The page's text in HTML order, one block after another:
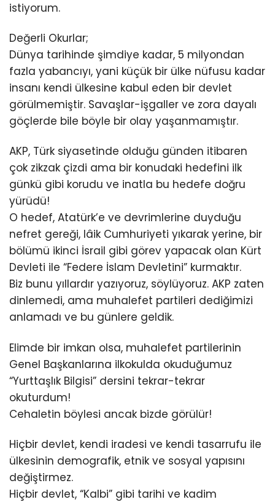
istiyorum.
Değerli Okurlar;
Dünya tarihinde şimdiye kadar, 5 milyondan
fazla yabancıyı, yani küçük bir ülke nüfusu kadar
insanı kendi ülkesine kabul eden bir devlet
görülmemiştir. Savaşlar-işgaller ve zora dayalı
göçlerde bile böyle bir olay yaşanmamıştır.
AKP, Türk siyasetinde olduğu günden itibaren
çok zikzak çizdi ama bir konudaki hedefini ilk
günkü gibi korudu ve inatla bu hedefe doğru
yürüdü!
O hedef, Atatürk’e ve devrimlerine duyduğu
nefret gereği, lâik Cumhuriyeti yıkarak yerine, bir
bölümü ikinci İsrail gibi görev yapacak olan Kürt
Devleti ile “Federe İslam Devletini” kurmaktır.
Biz bunu yıllardır yazıyoruz, söylüyoruz. AKP zaten
dinlemedi, ama muhalefet partileri dediğimizi
anlamadı ve bu günlere geldik.
Elimde bir imkan olsa, muhalefet partilerinin
Genel Başkanlarına ilkokulda okuduğumuz
“Yurttaşlık Bilgisi” dersini tekrar-tekrar
okuturdum!
Cehaletin böylesi ancak bizde görülür!
Hiçbir devlet, kendi iradesi ve kendi tasarrufu ile
ülkesinin demografik, etnik ve sosyal yapısını
değiştirmez.
Hiçbir devlet, “Kalbi” gibi tarihi ve kadim